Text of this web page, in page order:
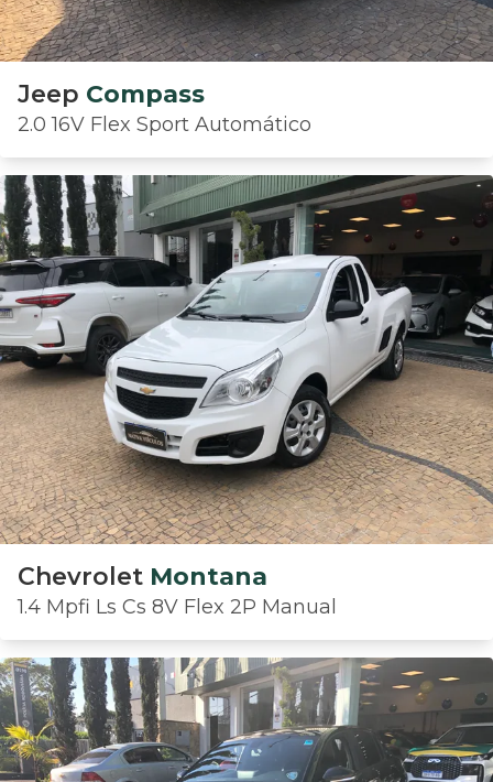
Jeep Compass
2.0 16V Flex Sport Automático
Chevrolet Montana
1.4 Mpfi Ls Cs 8V Flex 2P Manual